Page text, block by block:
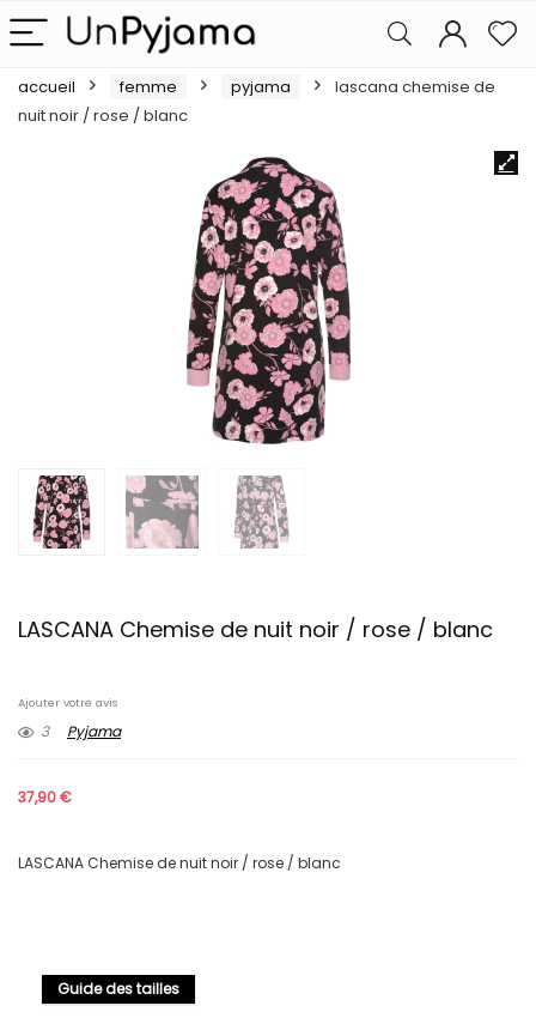
accueil femme pyjama
lascana chemise de
nuit noir / rose / blanc
LASCANA Chemise de nuit noir / rose / blanc
Ajouter votre avis
3 Pyjama
37,90€
LASCANA Chemise de nuit noir / rose / blanc
Guide des tailles